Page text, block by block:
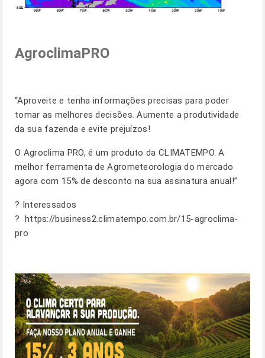
AgroclimaPRO
“Aproveite e tenha informações precisas para poder
tomar as melhores decisões. Aumente a produtividade
da sua fazenda e evite prejuízos!
O Agroclima PRO, é um produto da CLIMATEMPO. A
melhor ferramenta de Agrometeorologia do mercado
agora com 15% de desconto na sua assinatura anual!”
? Interessados
? https://business2.climatempo.com.br/15-agroclima-
pro